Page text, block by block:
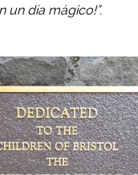
un día mágico!”.